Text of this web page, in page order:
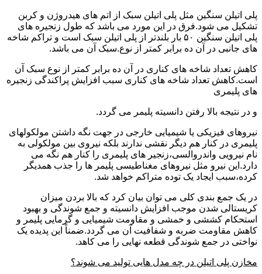
پلی اتیلن سنگین مثل پلی اتیلن سبک از اتم های هیدروژن و کربن
تشکیل می شود.فرق در این مورد می باشد که طول زنجیره های
پلی اتیلن سنگین ۵۰ بار بلندتر از پلی اتیلن سبک است و تراکم شاخه
های جانبی در آن ده برابر کمتر از نوع.سبک آن می باشد.
کاهش تعداد شاخه های کناری در آن ده برابر کمتر از نوع سبک آن
است.کاهش تعداد شاخه های کناری سبب افزایش پراکندگی زنجیره
های پلیمری
و در نتیجه بالا رفتن دانسیته پلیمر می گردد.
نیروهای فیزیکی یا شیمیایی خارجی در جهت نگه داشتن مولکولهای
پلیمری در کنار هم دیگر نقشی ندارند بلکه نیروی بین مولکولی به
نام نیرویی واندروالسی،زنجیر های پلیمری را کنار هم نگه می
دارد.این نیرو مثل نیروهای مغناطیسی پلیمر ها را جذب همدیگر
کرده،سبب ایجاد یک توده متراکم خواهد شد.
در یک جمع بندی کلی می توان بیان کرد که بالا بردن میزان
کریستالی شدن موجب افزایش دانسیته و جمع شوندگی و بهبود
استحکام کششی و خمشی و مقاومت شیمیایی و گرمایی پلیمر و
کاهش مقاومت ضربه و شفافیت آن می گردد.ضمناً این پدیده یک
نواختی در جمع شوندگی قطعه نهایی را می کاهد.
مخازن پلی اتیلن در چه مدل هایی تولید می شوند؟